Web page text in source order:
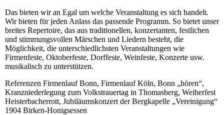
Das bieten wir an Egal um welche Veranstaltung es sich handelt.
Wir bieten für jeden Anlass das passende Programm. So bietet unser
breites Repertoire, das aus traditionellen, konzertanten, festlichen
und stimmungsvollen Märschen und Liedern besteht, die
Möglichkeit, die unterschiedlichsten Veranstaltungen wie
Firmenfeste, Oktoberfeste, Dorffeste, Weinfeste, Konzerte usw.
musikalisch zu unterstützen.
Referenzen Firmenlauf Bonn, Firmenlauf Köln, Bonn „hören“,
Kranzniederlegung zum Volkstrauertag in Thomasberg, Weiherfest
Heisterbacherrott, Jubiläumskonzert der Bergkapelle „Vereinigung“
1904 Birken-Honigsessen